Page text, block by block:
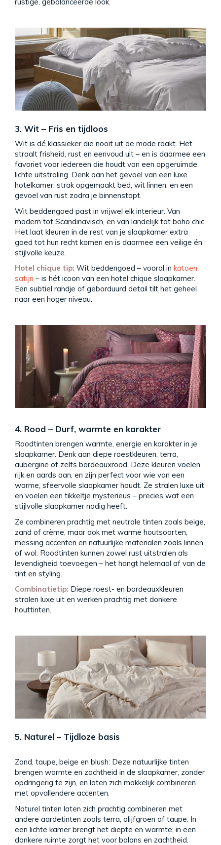
3. Wit – Fris en tijdloos
Wit is dé klassieker die nooit uit de mode raakt. Het
straalt frisheid, rust en eenvoud uit – en is daarmee een
favoriet voor iedereen die houdt van een opgeruimde,
lichte uitstraling. Denk aan het gevoel van een luxe
hotelkamer: strak opgemaakt bed, wit linnen, en een
gevoel van rust zodra je binnenstapt.
Wit beddengoed past in vrijwel elk interieur. Van
modern tot Scandinavisch, en van landelijk tot boho chic.
Het laat kleuren in de rest van je slaapkamer extra
goed tot hun recht komen en is daarmee een veilige én
stijlvolle keuze.
Hotel chique tip: Wit beddengoed – vooral in katoen
satijn – is hét icoon van een hotel chique slaapkamer.
Een subtiel randje of geborduurd detail tilt het geheel
naar een hoger niveau.
4. Rood – Durf, warmte en karakter
Roodtinten brengen warmte, energie en karakter in je
slaapkamer. Denk aan diepe roestkleuren, terra,
aubergine of zelfs bordeauxrood. Deze kleuren voelen
rijk en aards aan, en zijn perfect voor wie van een
warme, sfeervolle slaapkamer houdt. Ze stralen luxe uit
en voelen een tikkeltje mysterieus – precies wat een
stijlvolle slaapkamer nodig heeft.
Ze combineren prachtig met neutrale tinten zoals beige,
zand of crème, maar ook met warme houtsoorten,
messing accenten en natuurlijke materialen zoals linnen
of wol. Roodtinten kunnen zowel rust uitstralen als
levendigheid toevoegen – het hangt helemaal af van de
tint en styling.
Combinatietip: Diepe roest- en bordeauxkleuren
stralen luxe uit en werken prachtig met donkere
houttinten.
5. Naturel – Tijdloze basis
Zand, taupe, beige en blush: Deze natuurlijke tinten
brengen warmte en zachtheid in de slaapkamer, zonder
opdringerig te zijn, en laten zich makkelijk combineren
met opvallendere accenten.
Naturel tinten laten zich prachtig combineren met
andere aardetinten zoals terra, olijfgroen of taupe. In
een lichte kamer brengt het diepte en warmte; in een
donkere ruimte zorgt het voor balans en zachtheid.